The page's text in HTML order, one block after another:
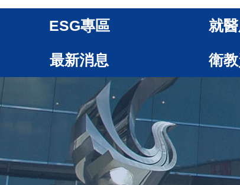
ESG專區 就
最新消息 衛